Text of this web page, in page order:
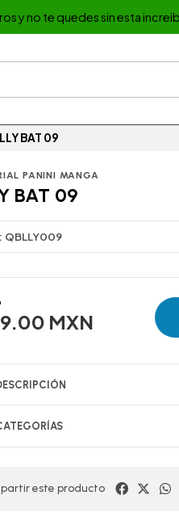
y no te quedes sin esta
BAT 09
PANINI MANGA
BAT 09
QBLLY009
MXN
este producto